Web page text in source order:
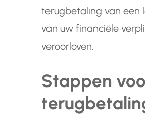
terugbetaling van een
van uw financiële
veroorloven.
Stappen